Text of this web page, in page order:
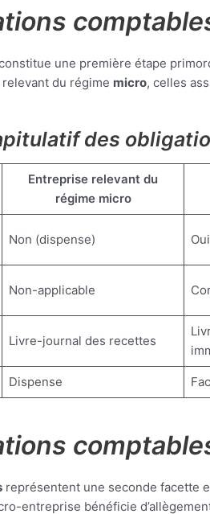
une première étape
du régime micro, celles
des
Entreprise relevant du
régime micro
Non (dispense) Oui
Non-applicable
Livre-journal des recettes
Dispense
représentent une seconde facette
entreprise bénéficie